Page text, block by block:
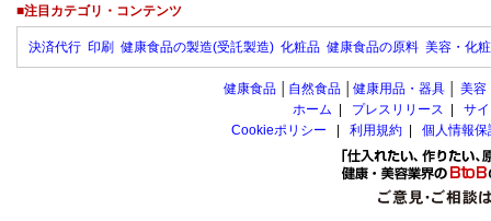
■注目カテゴリ・コンテンツ
決済代行 印刷 健康食品の製造(受託製造) 化粧品 健康食品の原料 美容・化
健康食品 自然食品 健康用品・器具 美容
ホーム
プレスリリース
サ
Cookieポリシー
利用規約 個人情報